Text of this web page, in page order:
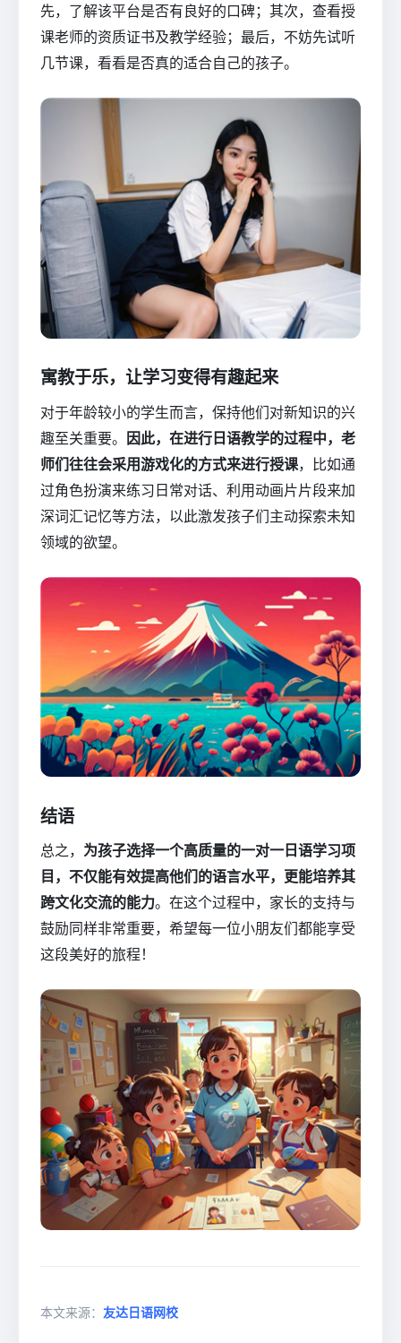
先，了解该平台是否有良好的口碑；其次，查看授
课老师的资质证书及教学经验；最后，不妨先试听
几节课，看看是否真的适合自己的孩子。
寓教于乐，让学习变得有趣起来
对于年龄较小的学生而言，保持他们对新知识的兴
趣至关重要。 因此，在进行日语教学的过程中，老
师们往往会采用游戏化的方式来进行授课，比如通
过角色扮演来练习日常对话、利用动画片片段来加
深词汇记忆等方法，以此激发孩子们主动探索未知
领域的欲望。
结语
总之， 为孩子选择一个高质量的一对一日语学习项
目，不仅能有效提高他们的语言水平，更能培养其
跨文化交流的能力。在这个过程中，家长的支持与
鼓励同样非常重要，希望每一位小朋友们都能享受
这段美好的旅程！
本文来源： 友达日语网校